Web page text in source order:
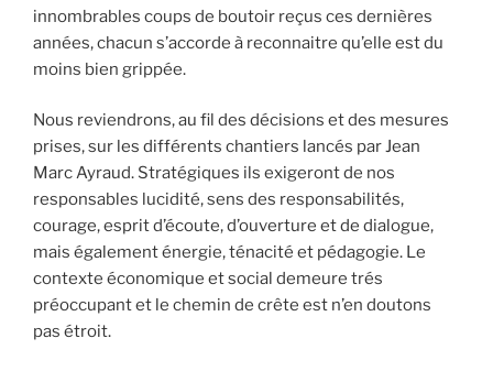
innombrables coups de boutoir reçus ces dernières
années, chacun s’accorde à reconnaitre qu’elle est du
moins bien grippée.
Nous reviendrons, au fil des décisions et des mesures
prises, sur les différents chantiers lancés par Jean
Marc Ayraud. Stratégiques ils exigeront de nos
responsables lucidité, sens des responsabilités,
courage, esprit d’écoute, d’ouverture et de dialogue,
mais également énergie, ténacité et pédagogie. Le
contexte économique et social demeure trés
préoccupant et le chemin de crête est n’en doutons
pas étroit.